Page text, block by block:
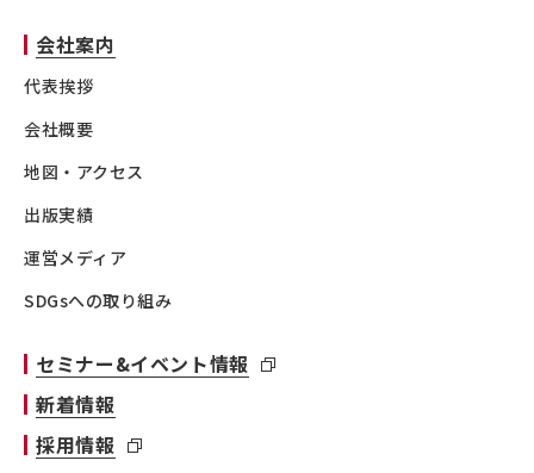
会社案内
代表挨拶
会社概要
地図・アクセス
出版実績
運営メディア
SDGsへの取り組み
セミナー&イベント情報
新着情報
採用情報